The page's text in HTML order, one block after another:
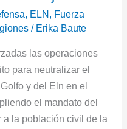
, ELN, Fuerza
/ Erika Baute
las operaciones
para neutralizar el
y del Eln en el
el mandato del
a la población civil de la